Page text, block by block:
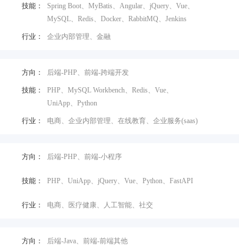
技能：
Spring Boot、MyBatis、Angular、jQuery、Vue、
MySQL、Redis、Docker、RabbitMQ、Jenkins
行业： 企业内部管理、金融
方向： 后端-PHP、前端-跨端开发
技能：
PHP、MySQL Workbench、Redis、Vue、
UniApp、Python
行业： 电商、企业内部管理、在线教育、企业服务(saas)
方向： 后端-PHP、前端-小程序
技能： PHP、UniApp、jQuery、Vue、Python、FastAPI
行业： 电商、医疗健康、人工智能、社交
方向： 后端-Java、前端-前端其他